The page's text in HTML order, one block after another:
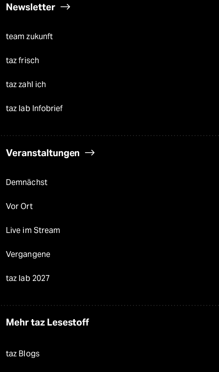
Newsletter
team zukunft
taz frisch
taz zahl ich
taz lab Infobrief
Veranstaltungen
Demnächst
Vor Ort
Live im Stream
Vergangene
taz lab 2027
Mehr taz Lesestoff
taz Blogs